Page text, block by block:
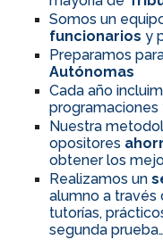
Somos un
funcionarios y
Preparamos
Autónomas
Cada año
programaciones
Nuestra
opositores
obtener los
Realizamos un
alumno a través
tutorías,
segunda